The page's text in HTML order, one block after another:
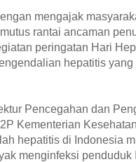
mengajak
rantai ancaman
peringatan Hari
hepatitis
Pencegahan dan
Kementerian
hepatitis di Indonesia
menginfeksi